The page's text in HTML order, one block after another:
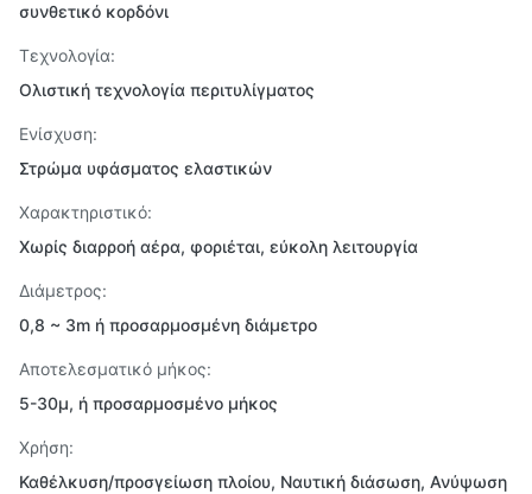
συνθετικό κορδόνι
Τεχνολογία:
Ολιστική τεχνολογία περιτυλίγματος
Ενίσχυση:
Στρώμα υφάσματος ελαστικών
Χαρακτηριστικό:
Χωρίς διαρροή αέρα, φοριέται, εύκολη λειτουργία
Διάμετρος:
0,8 ~ 3m ή προσαρμοσμένη διάμετρο
Αποτελεσματικό μήκος:
5-30μ, ή προσαρμοσμένο μήκος
Χρήση:
Καθέλκυση/προσγείωση πλοίου, Ναυτική διάσωση, Ανύψωση